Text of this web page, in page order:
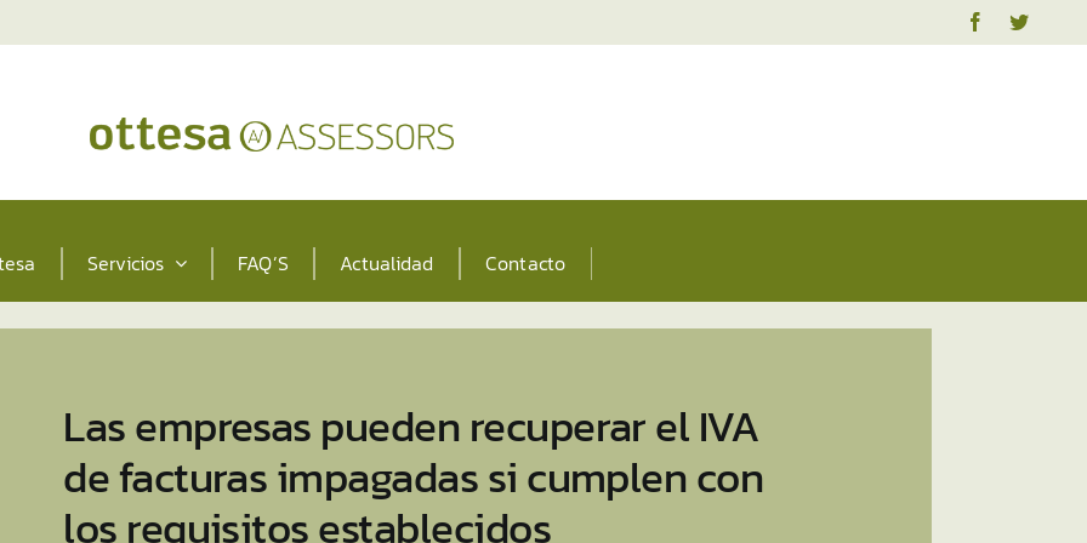
Servicios FAQ’S Actualidad Contacto
Las empresas pueden recuperar el IVA
de facturas impagadas si cumplen con
los requisitos establecidos